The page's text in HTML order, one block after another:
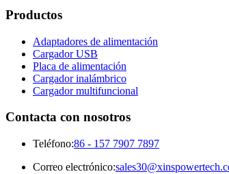
Productos
Adaptadores de alimentación
Cargador USB
Placa de alimentación
Cargador inalámbrico
Cargador multifuncional
Contacta con nosotros
Teléfono:86 - 157 7907 7897
Correo electrónico: